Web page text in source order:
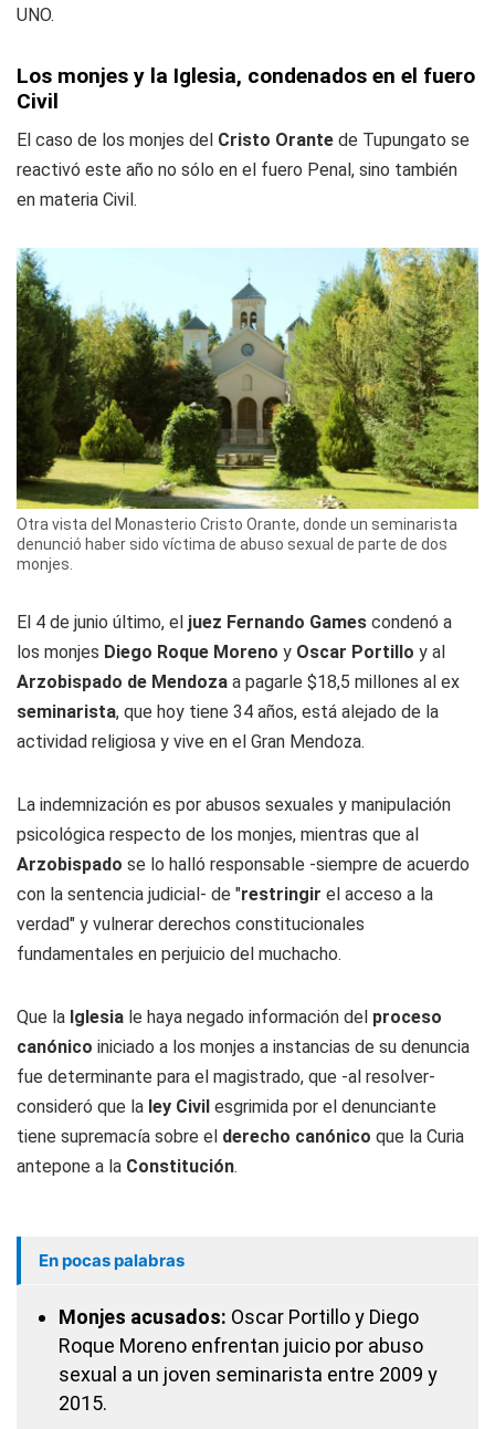
UNO.
Los monjes y la Iglesia, condenados en el fuero
Civil
El caso de los monjes del Cristo Orante de Tupungato se
reactivó este año no sólo en el fuero Penal, sino también
en materia Civil.
Otra vista del Monasterio Cristo Orante, donde un seminarista
denunció haber sido víctima de abuso sexual de parte de dos
monjes.
El 4 de junio último, el juez Fernando Games condenó a
los monjes Diego Roque Moreno y Oscar Portillo y al
Arzobispado de Mendoza a pagarle $18,5 millones al ex
seminarista, que hoy tiene 34 años, está alejado de la
actividad religiosa y vive en el Gran Mendoza.
La indemnización es por abusos sexuales y manipulación
psicológica respecto de los monjes, mientras que al
Arzobispado se lo halló responsable -siempre de acuerdo
con la sentencia judicial- de "restringir el acceso a la
verdad" y vulnerar derechos constitucionales
fundamentales en perjuicio del muchacho.
Que la Iglesia le haya negado información del proceso
canónico iniciado a los monjes a instancias de su denuncia
fue determinante para el magistrado, que -al resolver-
consideró que la ley Civil esgrimida por el denunciante
tiene supremacía sobre el derecho canónico que la Curia
antepone a la Constitución.
En pocas palabras
Monjes acusados: Oscar Portillo y Diego
Roque Moreno enfrentan juicio por abuso
sexual a un joven seminarista entre 2009 y
2015.